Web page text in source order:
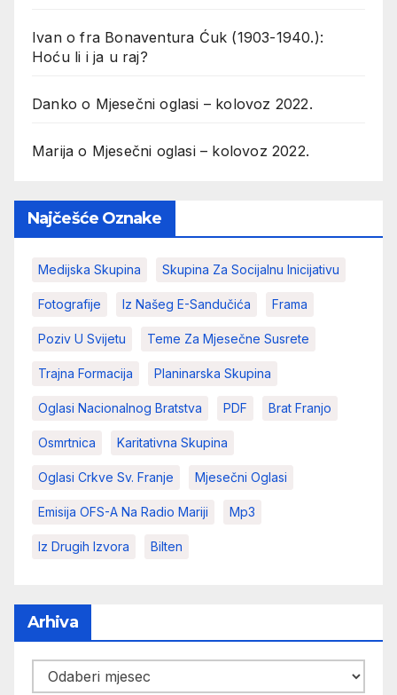
Ivanofra Bonaventura Ćuk (1903-1940.):
Hoću li i ja u raj?
Danko o Mjesečni oglasi – kolovoz 2022.
Marija o Mjesečni oglasi – kolovoz 2022.
Najčešće Oznake
Medijska Skupina Skupina Za Socijalnu Inicijativu
Fotografije Iz Našeg E-Sandučića Frama
Poziv U Svijetu Teme Za Mjesečne Susrete
Trajna Formacija Planinarska Skupina
Oglasi Nacionalnog Bratstva PDF Brat Franjo
Osmrtnica Karitativna Skupina
Oglasi Crkve Sv. Franje Mjesečni Oglasi
Emisija OFS-A Na Radio Mariji Mp3
Iz Drugih Izvora Bilten
Arhiva
Arhiva